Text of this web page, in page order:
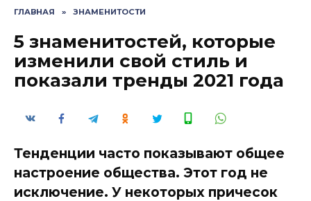
ГЛАВНАЯ » ЗНАМЕНИТОСТИ
5 знаменитостей, которые
изменили свой стиль и
показали тренды 2021 года
Тенденции часто показывают общее
настроение общества. Этот год не
исключение. У некоторых причесок